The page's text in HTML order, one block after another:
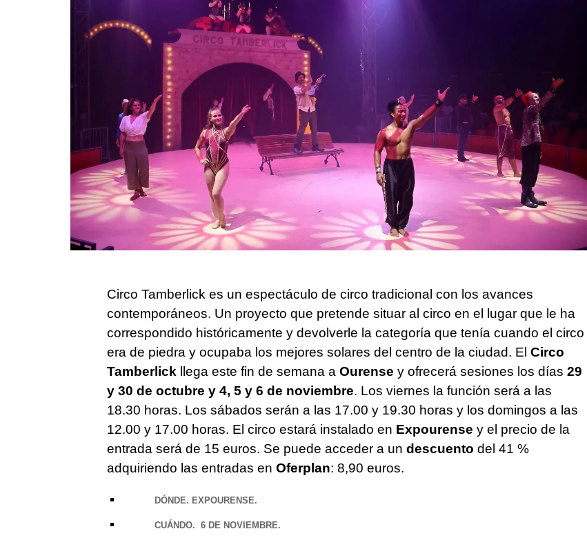
Circo Tamberlick es un espectáculo de circo tradicional con los avances
contemporáneos. Un proyecto que pretende situar al circo en el lugar que le ha
correspondido históricamente y devolverle la categoría que tenía cuando el circo
era de piedra y ocupaba los mejores solares del centro de la ciudad. El Circo
Tamberlick llega este fin de semana a Ourense y ofrecerá sesiones los días 29
y 30 de octubre y 4, 5 y 6 de noviembre. Los viernes la función será a las
18.30 horas. Los sábados serán a las 17.00 y 19.30 horas y los domingos a las
12.00 y 17.00 horas. El circo estará instalado en Expourense y el precio de la
entrada será de 15 euros. Se puede acceder a un descuento del 41 %
adquiriendo las entradas en Oferplan: 8,90 euros.
DÓNDE. EXPOURENSE.
CUÁNDO. 6 DE NOVIEMBRE.